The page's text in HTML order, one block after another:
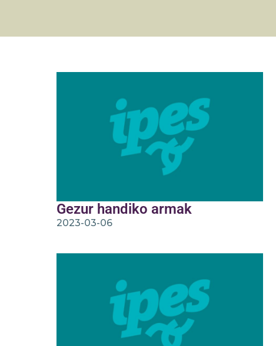
Gezur handiko armak
2023-03-06